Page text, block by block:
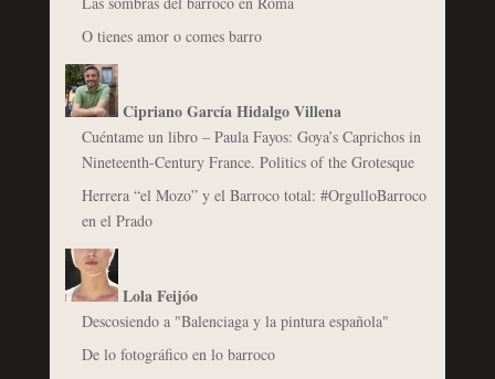
O tienes amor o comes barro
Cipriano García Hidalgo Villena
Cuéntame un libro – Paula Fayos: Goya’s Caprichos in
Nineteenth-Century France. Politics of the Grotesque
Herrera “el Mozo” y el Barroco total: #OrgulloBarroco
en el Prado
Lola Feijóo
Descosiendo a "Balenciaga y la pintura española"
De lo fotográfico en lo barroco